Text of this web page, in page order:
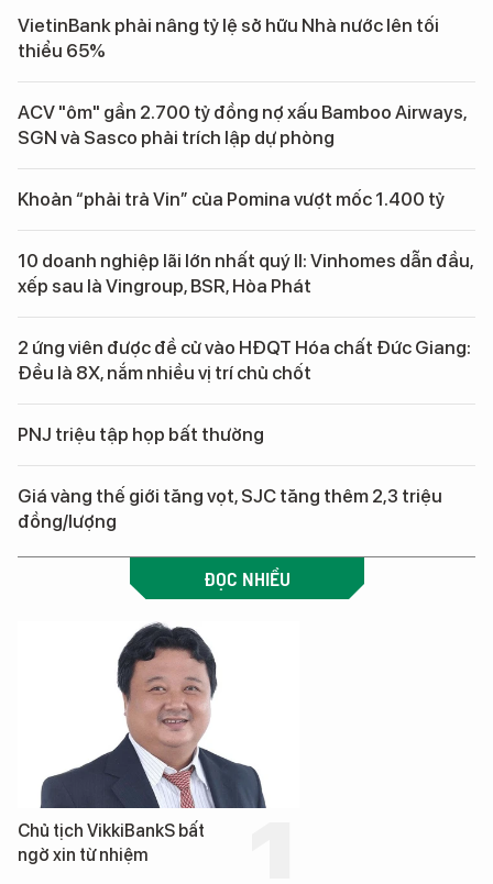
VietinBank phải nâng tỷ lệ sở hữu Nhà nước lên tối
thiểu 65%
ACV "ôm" gần 2.700 tỷ đồng nợ xấu Bamboo Airways,
SGN và Sasco phải trích lập dự phòng
Khoản “phải trả Vin” của Pomina vượt mốc 1.400 tỷ
10 doanh nghiệp lãi lớn nhất quý II: Vinhomes dẫn đầu,
xếp sau là Vingroup, BSR, Hòa Phát
2 ứng viên được đề cử vào HĐQT Hóa chất Đức Giang:
Đều là 8X, nắm nhiều vị trí chủ chốt
PNJ triệu tập họp bất thường
Giá vàng thế giới tăng vọt, SJC tăng thêm 2,3 triệu
đồng/lượng
ĐỌC NHIỀU
Chủ tịch VikkiBankS bất
ngờ xin từ nhiệm